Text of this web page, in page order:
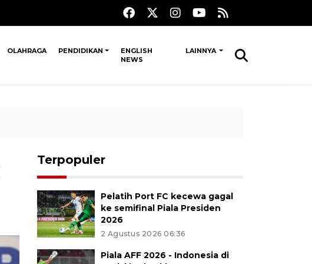
OLAHRAGA PENDIDIKAN
ENGLISH
NEWS
LAINNYA
Terpopuler
Pelatih Port FC kecewa gagal
ke semifinal Piala Presiden
2026
2 Agustus 2026 06:36
Piala AFF 2026 - Indonesia di